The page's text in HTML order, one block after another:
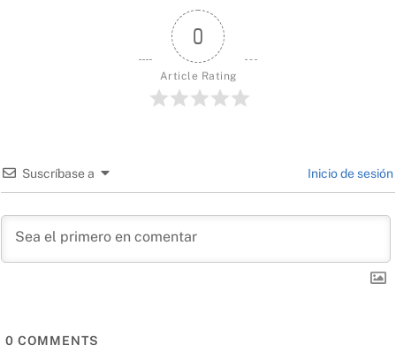
0
Article Rating
Suscríbase a Inicio de sesión
0 COMMENTS